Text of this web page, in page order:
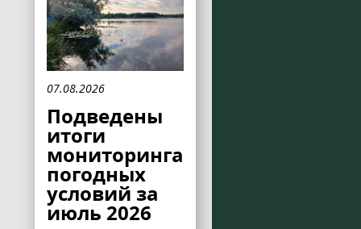
07.08.2026
Подведены
итоги
мониторинга
погодных
условий за
июль 2026